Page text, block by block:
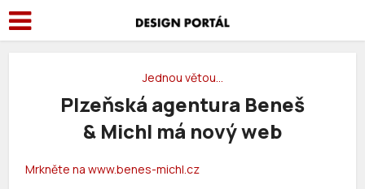
Jednou větou…
Plzeňská agentura Beneš
& Michl má nový web
Mrkněte na www.benes-michl.cz